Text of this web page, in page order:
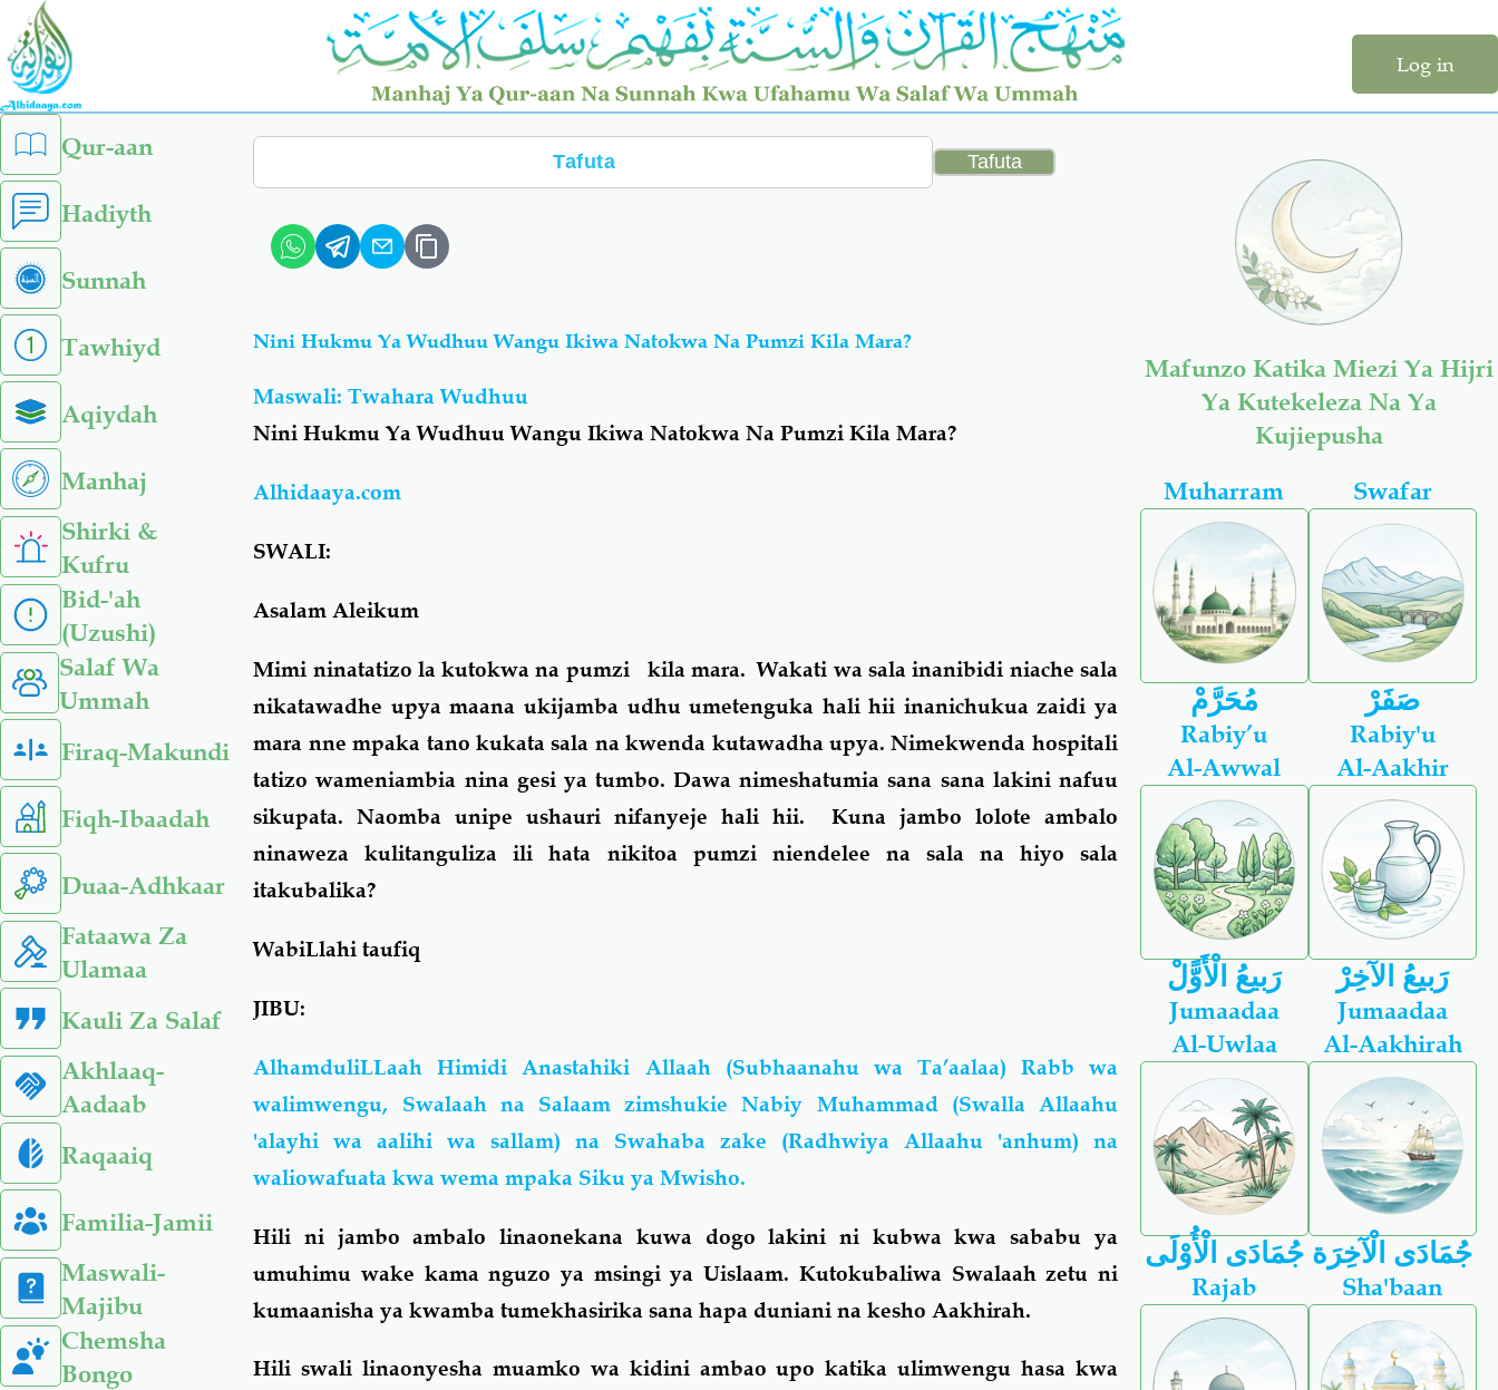
Skip
main
content
Log in
left
sidebar
menu
Qur-aan
Hadiyth
Sunnah
Tawhiyd
Aqiydah
Manhaj
Shirki &
Kufru
Bid-'ah
(Uzushi)
Salaf Wa
Ummah
Firaq-Makundi
Fiqh-Ibaadah
Duaa-Adhkaar
Fataawa Za
Ulamaa
Kauli Za Salaf
Akhlaaq-
Aadaab
Raqaaiq
Familia-Jamii
Maswali-
Majibu
Chemsha
Bongo
Search
Nini Hukmu Ya Wudhuu Wangu Ikiwa Natokwa Na Pumzi Kila Mara?
Maswali: Twahara Wudhuu
Nini Hukmu Ya Wudhuu Wangu Ikiwa Natokwa Na Pumzi Kila Mara?
Alhidaaya.com
SWALI:
Asalam Aleikum
Mimi ninatatizo la kutokwa na pumzi kila mara. Wakati wa sala inanibidi niache sala
nikatawadhe upya maana ukijamba udhu umetenguka hali hii inanichukua zaidi ya
mara nne mpaka tano kukata sala na kwenda kutawadha upya. Nimekwenda hospitali
tatizo wameniambia nina gesi ya tumbo. Dawa nimeshatumia sana sana lakini nafuu
sikupata. Naomba unipe ushauri nifanyeje hali hii. Kuna jambo lolote ambalo
ninaweza kulitanguliza ili hata nikitoa pumzi niendelee na sala na hiyo sala
itakubalika?
WabiLlahi taufiq
JIBU:
AlhamduliLLaah Himidi Anastahiki Allaah (Subhaanahu wa Ta’aalaa) Rabb wa
walimwengu, Swalaah na Salaam zimshukie Nabiy Muhammad (Swalla Allaahu
'alayhi wa aalihi wa sallam) na Swahaba zake (Radhwiya Allaahu 'anhum) na
waliowafuata kwa wema mpaka Siku ya Mwisho.
Hili ni jambo ambalo linaonekana kuwa dogo lakini ni kubwa kwa sababu ya
umuhimu wake kama nguzo ya msingi ya Uislaam. Kutokubaliwa Swalaah zetu ni
kumaanisha ya kwamba tumekhasirika sana hapa duniani na kesho Aakhirah.
Hili swali linaonyesha muamko wa kidini ambao upo katika ulimwengu hasa kwa
Mafunzo Katika Miezi Ya Hijri
Ya Kutekeleza Na Ya
Kujiepusha
Muharram
مُحَرَّمْ
Swafar
صَفَرْ
Rabiy’u
Al-Awwal
رَبيعُ الْأَوًّلْ
Rabiy'u
Al-Aakhir
رَبيعُ الآخِرْ
Jumaadaa
Al-Uwlaa
جُمَادَى الْأُوْلَى
Jumaadaa
Al-Aakhirah
جُمَادَى الْآخِرَة
Rajab Sha'baan